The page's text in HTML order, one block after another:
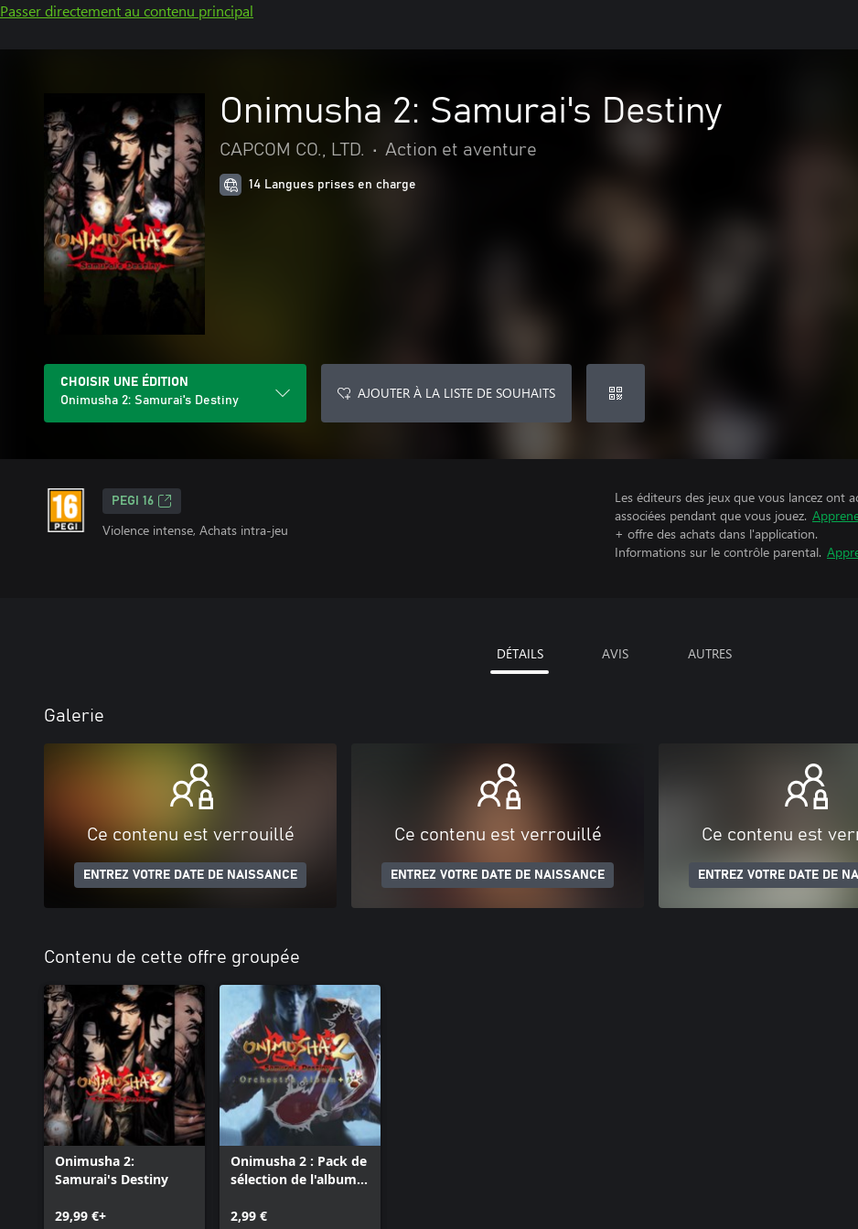
Passer directement au contenu principal
Onimusha 2: Samurai's Destiny
CAPCOM CO., LTD. • Action et aventure
14 Langues prises en charge
CHOISIR UNE ÉDITION
Onimusha 2: Samurai's Destiny
AJOUTER À LA LISTE DE SOUHAITS
PEGI 16
Violence intense, Achats intra-jeu
Les éditeurs des jeux que vous lancez ont
associées pendant que vous jouez.
+ offre des achats dans l'application.
Informations sur le contrôle parental.
DÉTAILS AVIS AUTRES
Galerie
Ce contenu est verrouillé
ENTREZ VOTRE DATE DE NAISSANCE
Ce contenu est verrouillé
ENTREZ VOTRE DATE DE NAISSANCE
Ce contenu est
ENTREZ VOTRE DATE DE
Contenu de cette offre groupée
Onimusha 2:
Samurai's Destiny
29,99 €+
Onimusha 2 : Pack de
sélection de l'album
2,99 €